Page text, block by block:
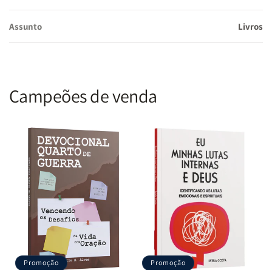
Assunto Livros
Campeões de venda
Promoção Promoção